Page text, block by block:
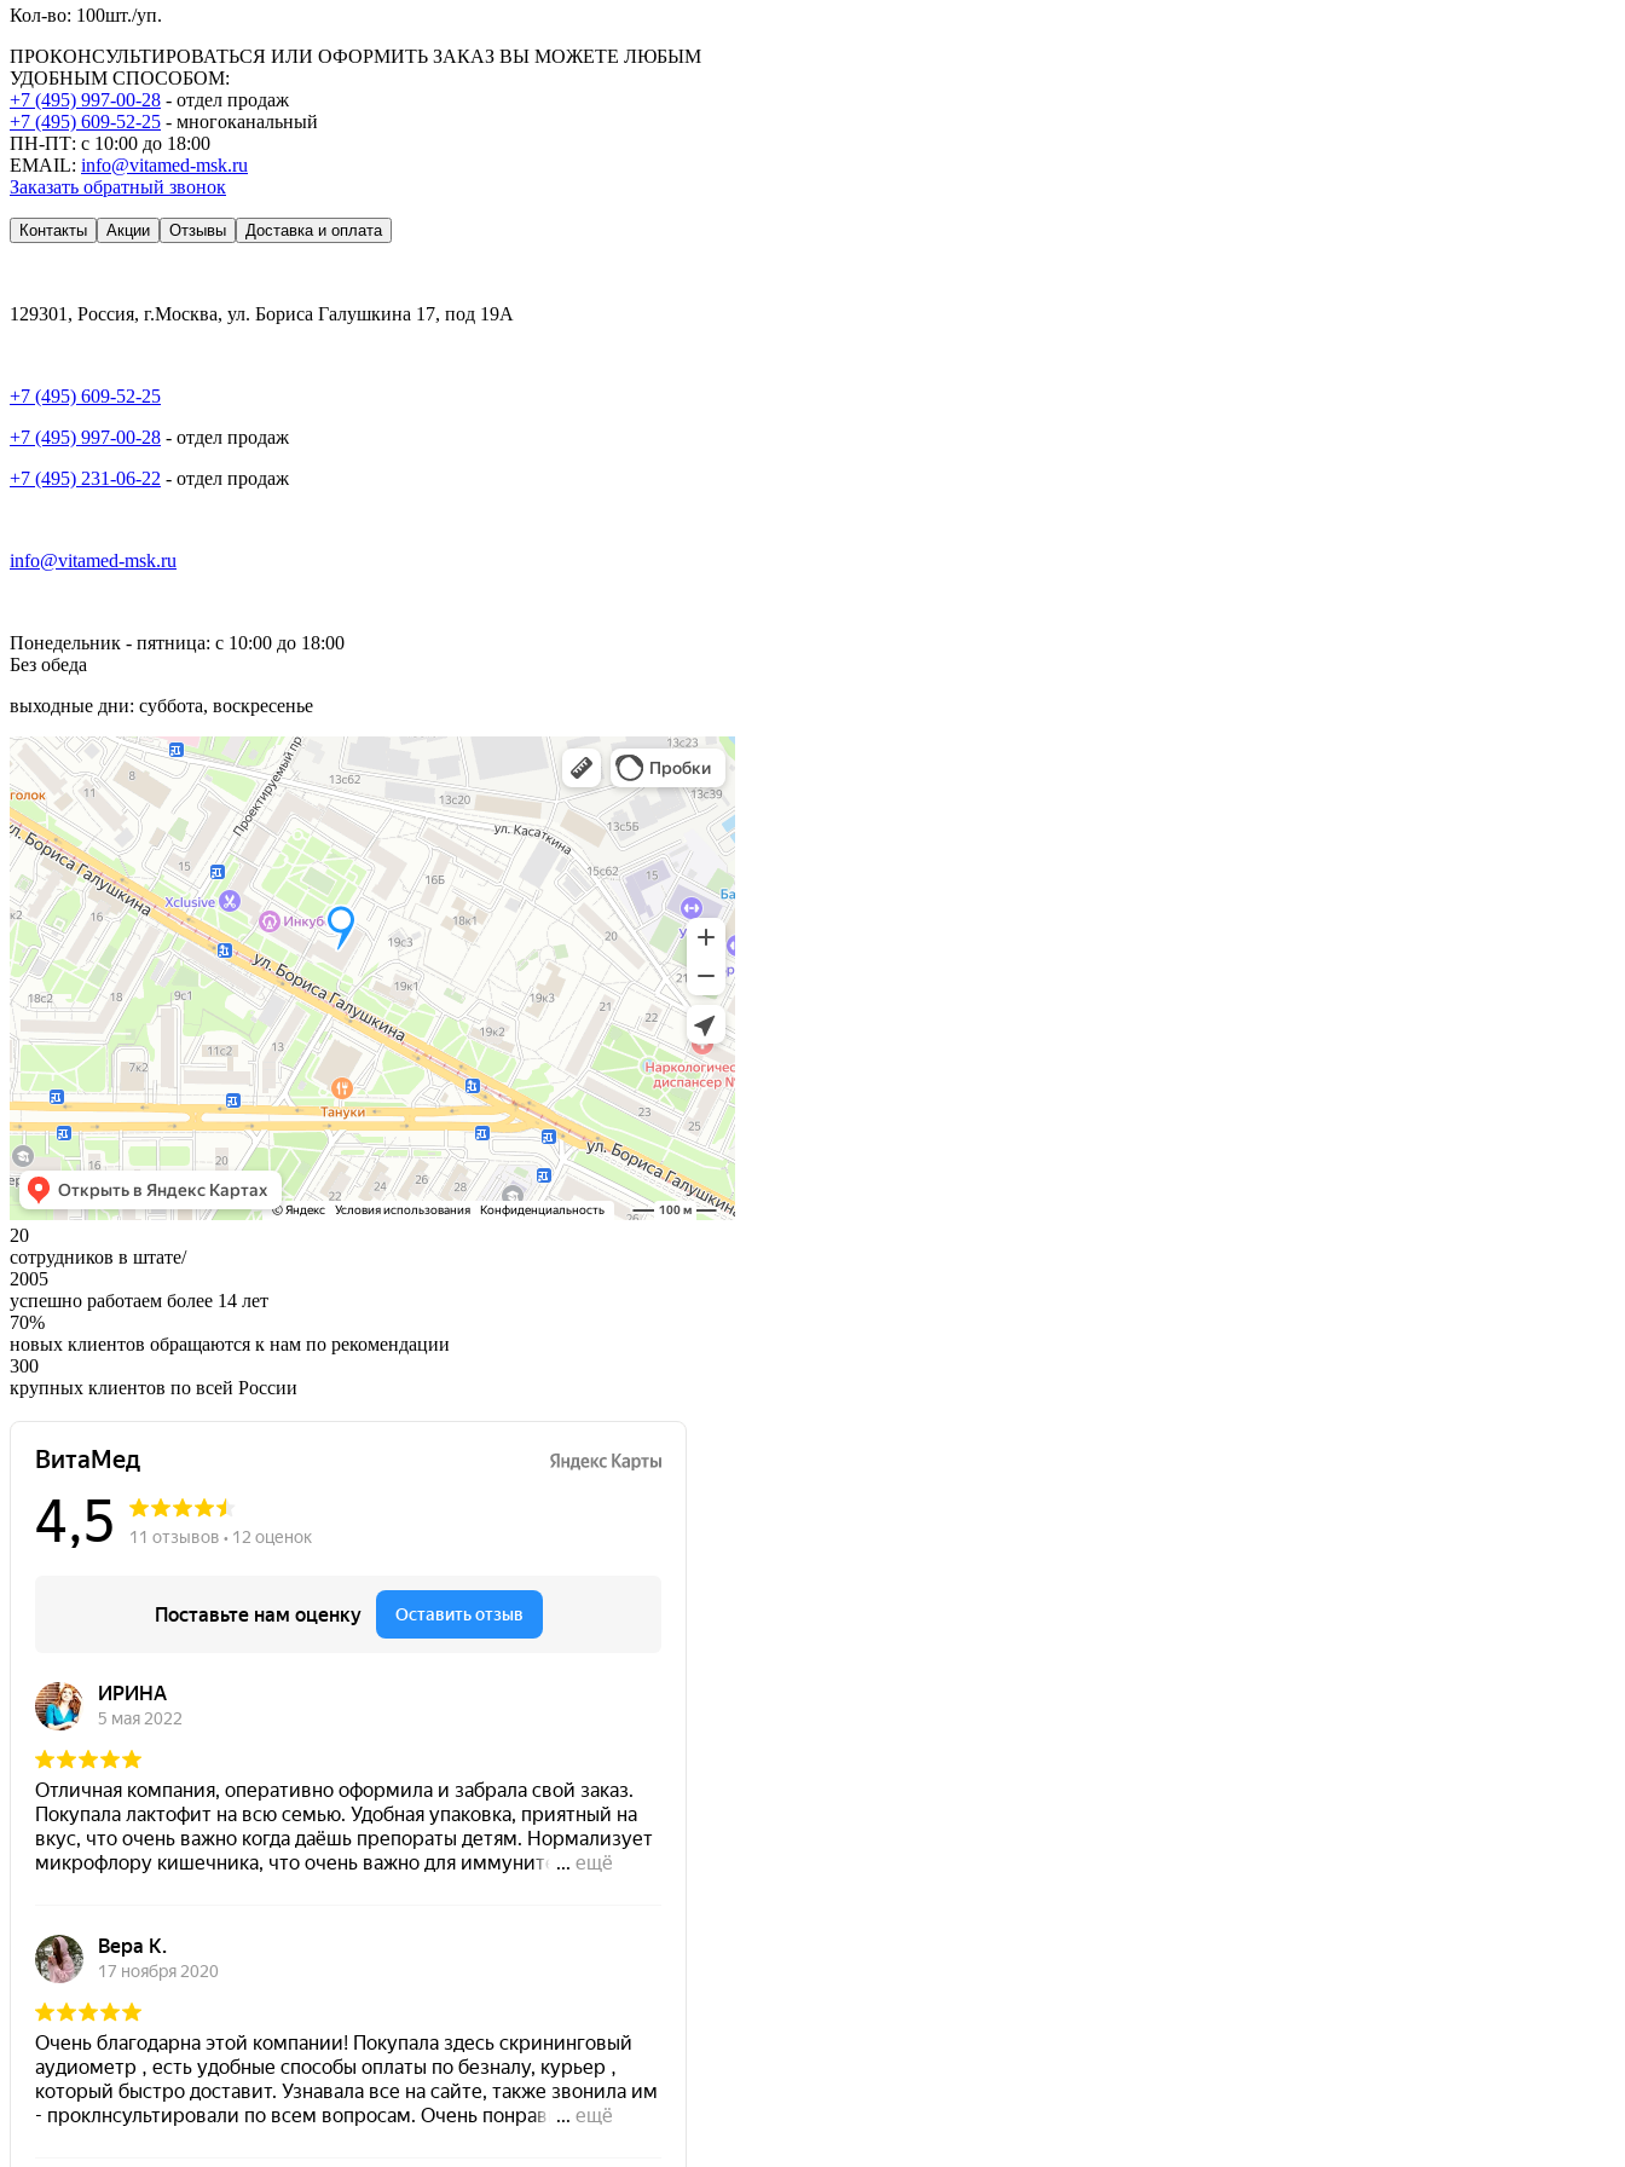
Кол-во: 100шт./уп.
ПРОКОНСУЛЬТИРОВАТЬСЯ ИЛИ ОФОРМИТЬ ЗАКАЗ ВЫ МОЖЕТЕ ЛЮБЫМ
УДОБНЫМ СПОСОБОМ:
+7 (495) 997-00-28 - отдел продаж
+7 (495) 609-52-25 - многоканальный
ПН-ПТ: с 10:00 до 18:00
EMAIL: info@vitamed-msk.ru
Заказать обратный звонок
Контакты Акции Отзывы Доставка и оплата
129301, Россия, г.Москва, ул. Бориса Галушкина 17, под 19А
+7 (495) 609-52-25
+7 (495) 997-00-28 - отдел продаж
+7 (495) 231-06-22 - отдел продаж
info@vitamed-msk.ru
Понедельник - пятница: с 10:00 до 18:00
Без обеда
выходные дни: суббота, воскресенье
20
сотрудников в штате/
2005
успешно работаем более 14 лет
70%
новых клиентов обращаются к нам по рекомендации
300
крупных клиентов по всей России